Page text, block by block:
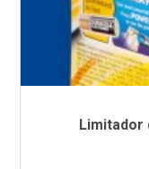
Limitador